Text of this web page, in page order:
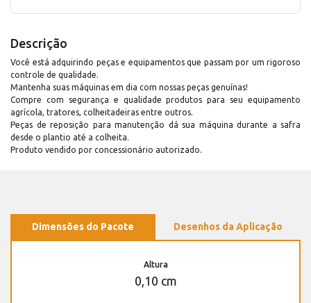
Descrição
Você está adquirindo peças e equipamentos que passam por um rigoroso
controle de qualidade.
Mantenha suas máquinas em dia com nossas peças genuínas!
Compre com segurança e qualidade produtos para seu equipamento
agrícola, tratores, colheitadeiras entre outros.
Peças de reposição para manutenção dá sua máquina durante a safra
desde o plantio até a colheita.
Produto vendido por concessionário autorizado.
Dimensões do Pacote Desenhos da Aplicação
Altura
0,10 cm